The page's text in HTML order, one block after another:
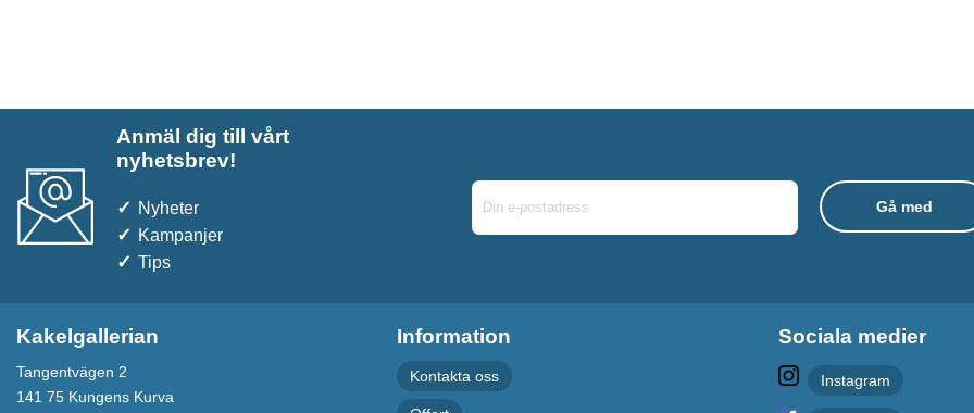
Anmäl dig till vårt
nyhetsbrev!
Nyheter
Kampanjer
Tips
Kakelgallerian
Tangentvägen 2
141 75 Kungens Kurva
Information
Kontakta oss
Sociala medier
Instagram